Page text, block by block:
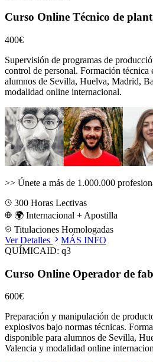
Curso Online Técnico de
400€
Supervisión de programas de
control de personal. Formación técnica
alumnos de Sevilla, Huelva, Madrid,
modalidad online internacional.
>> Únete a más de 1.000.000
300 Horas Lectivas
🌍 Internacional + Apostilla
Titulaciones Homologadas
Ver Detalles
MÁS INFO
QUÍMICAID: q3
Curso Online Operador de
600€
Preparación y manipulación de
explosivos bajo normas técnicas.
disponible para alumnos de Sevilla,
Valencia y modalidad online